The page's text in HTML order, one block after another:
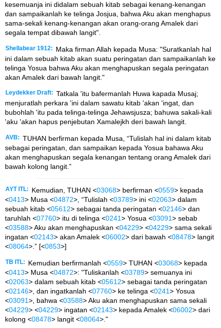
kesemuanja ini didalam sebuah kitab sebagai kenang-kenangan
dan sampaikanlah ke telinga Josjua, bahwa Aku akan menghapus
sama-sekali kenang-kenangan akan orang-orang Amalek dari
segala tempat dibawah langit".
Shellabear 1912:
Maka firman Allah kepada Musa: "Suratkanlah hal
ini dalam sebuah kitab akan suatu peringatan dan sampaikanlah ke
telinga Yosua bahwa Aku akan menghapuskan segala peringatan
akan Amalek dari bawah langit."
Leydekker Draft: Tatkala 'itu bafermanlah Huwa kapada Musaj;
menjuratlah perkara 'ini dalam sawatu kitab 'akan 'ingat, dan
bubohlah 'itu pada telinga-telinga Jehawsjusza; bahuwa sakali-kali
'aku 'akan hapus penjebutan Xamalejkh deri bawah langit.
AVB: TUHAN berfirman kepada Musa, “Tulislah hal ini dalam kitab
sebagai peringatan, dan sampaikan kepada Yosua bahawa Aku
akan menghapuskan segala kenangan tentang orang Amalek dari
bawah kolong langit.”
AYT ITL: Kemudian, TUHAN <03068> berfirman <0559> kepada
<0413> Musa <04872>, “Tulislah <03789> ini <02063> dalam
sebuah kitab <05612> sebagai tanda peringatan <02146> dan
taruhlah <07760> itu di telinga <0241> Yosua <03091> sebab
<03588> Aku akan menghapuskan <04229> <04229> sama sekali
ingatan <02143> akan Amalek <06002> dari bawah <08478> langit
<08064>.” [<0853>]
TB ITL: Kemudian berfirmanlah <0559> TUHAN <03068> kepada
<0413> Musa <04872>: "Tuliskanlah <03789> semuanya ini
<02063> dalam sebuah kitab <05612> sebagai tanda peringatan
<02146>, dan ingatkanlah <07760> ke telinga <0241> Yosua
<03091>, bahwa <03588> Aku akan menghapuskan sama sekali
<04229> <04229> ingatan <02143> kepada Amalek <06002> dari
kolong <08478> langit <08064>."